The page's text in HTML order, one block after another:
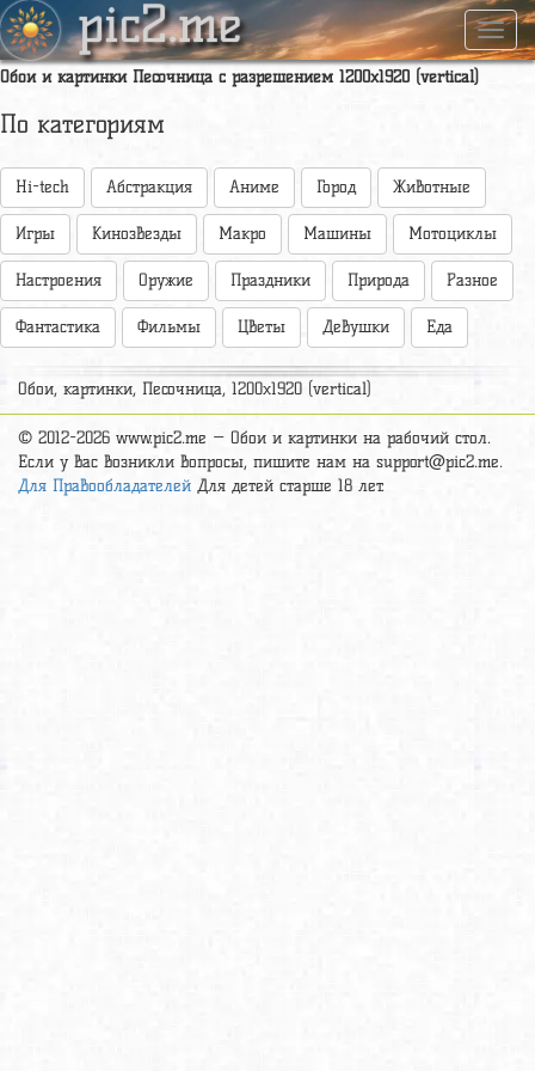
pic2.me
Обои и картинки Песочница с разрешением 1200x1920 (vertical)
По категориям
Hi-tech Абстракция Аниме Город Животные
Игры Кинозвезды Макро Машины Мотоциклы
Настроения Оружие Праздники Природа Разное
Фантастика Фильмы Цветы Девушки Еда
Обои, картинки, Песочница, 1200x1920 (vertical)
© 2012-2026 www.pic2.me — Обои и картинки на рабочий стол.
Если у вас возникли вопросы, пишите нам на support@pic2.me.
Для Правообладателей Для детей старше 18 лет.